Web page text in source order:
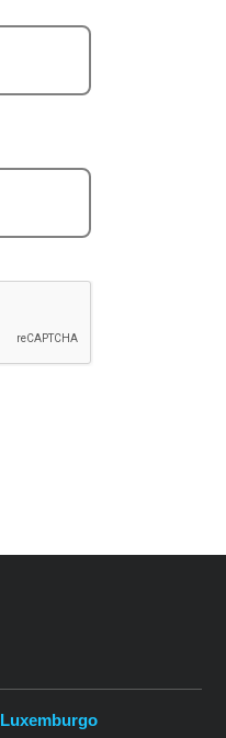
Luxemburgo